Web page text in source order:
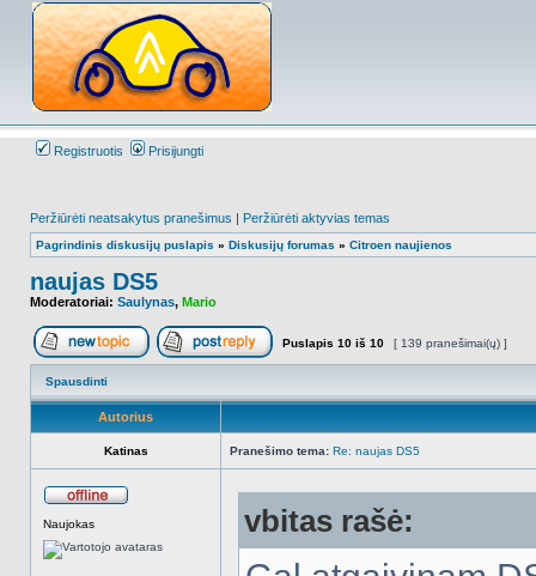
Registruotis Prisijungti
Peržiūrėti neatsakytus pranešimus | Peržiūrėti aktyvias temas
Pagrindinis diskusijų puslapis » Diskusijų forumas » Citroen naujienos
naujas DS5
Moderatoriai: Saulynas, Mario
Naujos temos kūrimasAtsakyti į temą
Puslapis 10 iš 10 [ 139 pranešimai(ų) ]
Spausdinti
Autorius
Katinas Pranešimo tema: Re: naujas DS5
Naujokas
vbitas rašė: